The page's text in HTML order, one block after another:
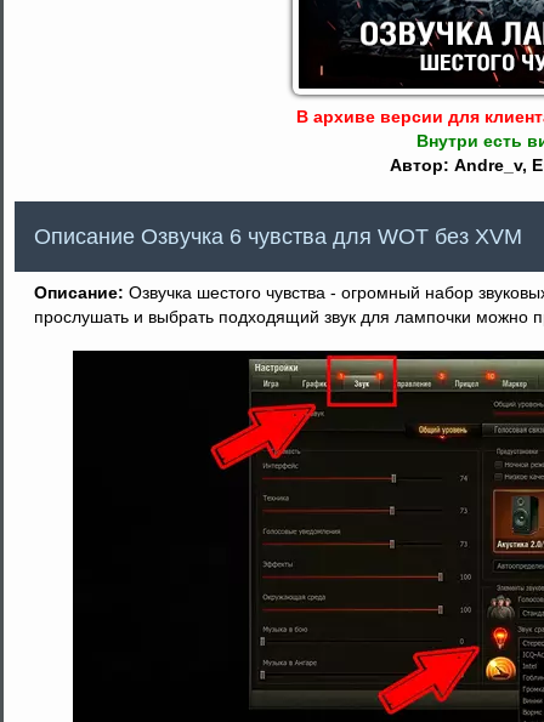
В архиве версии для
Внутри есть
Автор: Andre_v,
Описание Озвучка 6 чувства для WOT без XVM
Описание: Озвучка шестого чувства - огромный набор
прослушать и выбрать подходящий звук для лампочки можно